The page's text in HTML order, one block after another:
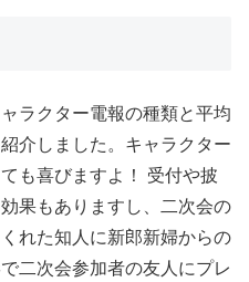
ラクター電報の種類と平均
介しました。キャラクター
も喜びますよ！ 受付や披
果もありますし、二次会の
れた知人に新郎新婦からの
二次会参加者の友人にプレ